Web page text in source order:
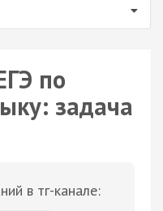
по
задача
в тг-канале: